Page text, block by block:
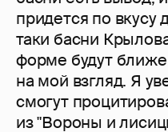
придется по
таки басни
форме будут
на мой взгляд. Я
смогут
из "Вороны и